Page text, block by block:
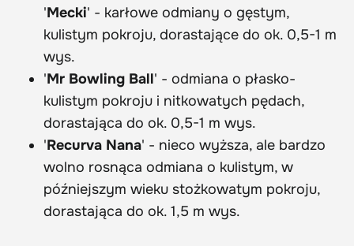
'Mecki' - karłowe odmiany o gęstym,
kulistym pokroju, dorastające do ok. 0,5-1 m
wys.
'Mr Bowling Ball' - odmiana o płasko-
kulistym pokroju i nitkowatych pędach,
dorastająca do ok. 0,5-1 m wys.
'Recurva Nana' - nieco wyższa, ale bardzo
wolno rosnąca odmiana o kulistym, w
późniejszym wieku stożkowatym pokroju,
dorastająca do ok. 1,5 m wys.